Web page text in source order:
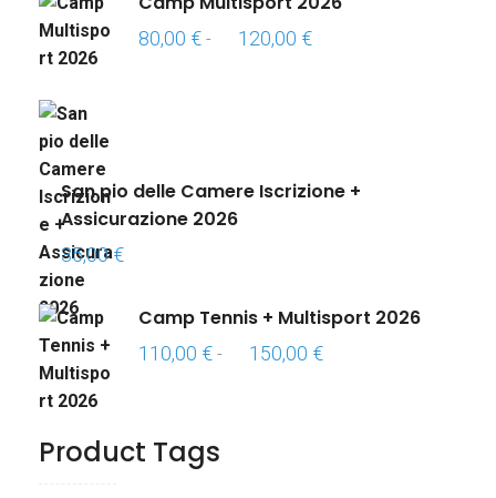
80,00 € - 120,00 €Fascia
120,00 €
San pio delle Camere Iscrizione +
Assicurazione 2026
35,00€
Camp Tennis + Multisport 2026
110,00 € - 150,00 €Fascia
Product Tags